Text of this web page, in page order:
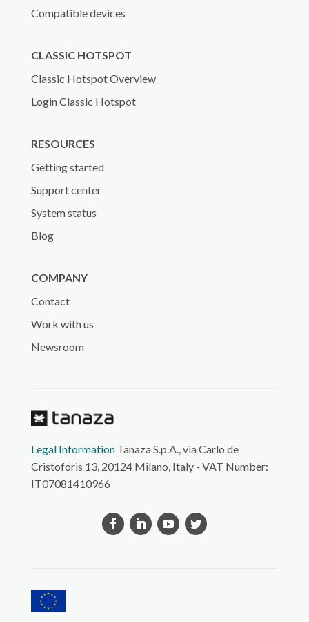
Compatible devices
CLASSIC HOTSPOT
Classic Hotspot Overview
Login Classic Hotspot
RESOURCES
Getting started
Support center
System status
Blog
COMPANY
Contact
Work with us
Newsroom
Legal InformationTanaza S.p.A., via Carlo de
Cristoforis 13, 20124 Milano, Italy - VAT Number:
IT07081410966